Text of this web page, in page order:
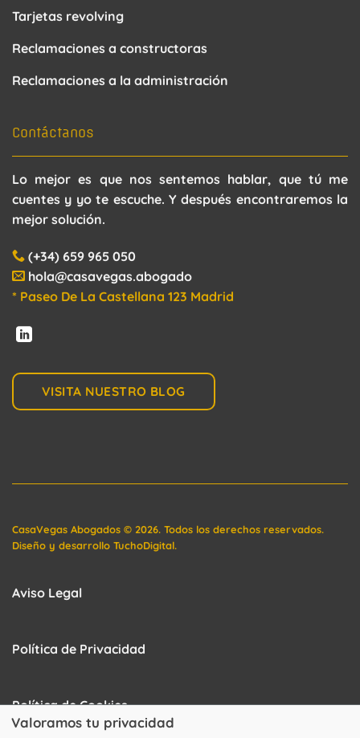
Tarjetas revolving
Reclamaciones a constructoras
Reclamaciones a la administración
Contáctanos
Lo mejor es que nos sentemos hablar, que tú me
cuentes y yo te escuche. Y después encontraremos la
mejor solución.
(+34) 659 965 050
hola@casavegas.abogado
* Paseo De La Castellana 123 Madrid
VISITA NUESTRO BLOG
CasaVegas Abogados © 2026. Todos los derechos reservados.
Diseño y desarrollo TuchoDigital.
Aviso Legal
Política de Privacidad
Política de Cookies
Valoramos tu privacidad